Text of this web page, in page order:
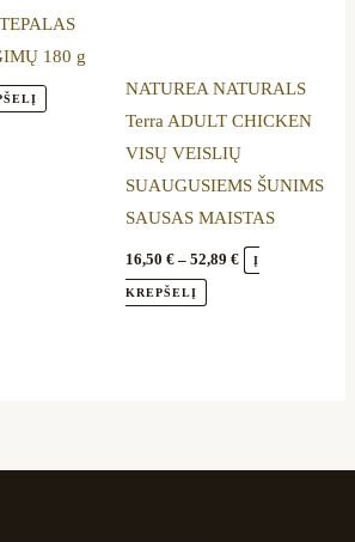
180 g
NATUREA NATURALS
Terra ADULT CHICKEN
VISŲ VEISLIŲ
SUAUGUSIEMS ŠUNIMS
SAUSAS MAISTAS
16,50 € – 52,89 € Į
KREPŠELĮ
chosen
on
the
product
page